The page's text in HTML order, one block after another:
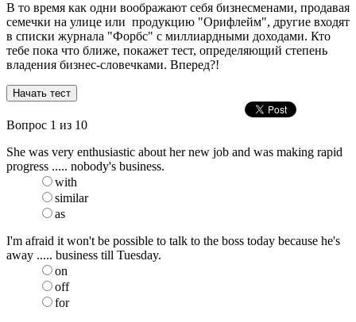
В то время как одни воображают себя бизнесменами, продавая
семечки на улице или продукцию "Орифлейм", другие входят
в списки журнала "Форбс" с миллиардными доходами. Кто
тебе пока что ближе, покажет тест, определяющий степень
владения бизнес-словечками. Вперед?!
Вопрос 1 из 10
She was very enthusiastic about her new job and was making rapid
progress ..... nobody's business.
with
similar
as
I'm afraid it won't be possible to talk to the boss today because he's
away ..... business till Tuesday.
on
off
for